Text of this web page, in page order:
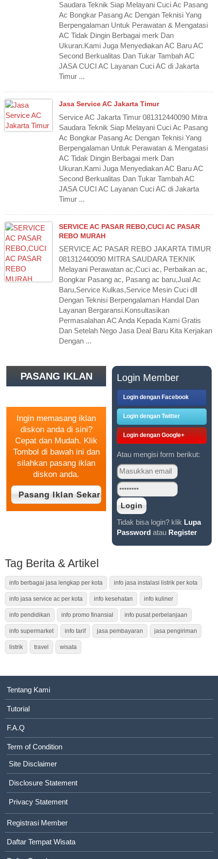
Saudara Teknik Siap Melayani Cuci Ac Pasang
Ac Bongkar Pasang Ac Dengan Teknisi Yang
Berpengalaman Untuk Perawatan & Mengatasi
AC Tidak Dingin Berbagai merk Dan
Ukuran.Kami Juga Menyediakan AC Baru AC
Second Berkualitas Dan Tukar Tambah AC
JASA CUCI AC Layanan Cuci AC di Jakarta
Timur ...
Jasa Service AC Jakarta Timur
Service AC Jakarta Timur 081312440090 Mitra
Saudara Teknik Siap Melayani Cuci Ac Pasang
Ac Bongkar Pasang Ac Dengan Teknisi Yang
Berpengalaman Untuk Perawatan & Mengatasi
AC Tidak Dingin Berbagai merk Dan
Ukuran.Kami Juga Menyediakan AC Baru AC
Second Berkualitas Dan Tukar Tambah AC
JASA CUCI AC Layanan Cuci AC di Jakarta
Timur ...
SERVICE AC PASAR REBO,CUCI AC PASAR
REBO MURAH
SERVICE AC PASAR REBO JAKARTA TIMUR
081312440090 MITRA SAUDARA TEKNIK
Melayani Perawatan ac,Cuci ac, Perbaikan ac,
Bongkar Pasang ac, Pasang ac baru,Jual Ac
Baru,Service Kulkas,Service Mesin Cuci dll
Dengan Teknisi Berpengalaman Handal Dan
Layanan Bergaransi.Konsultasikan
Permasalahan AC Anda Kepada Kami Gratis
Dan Setelah Nego Jasa Deal Baru Kita Kerjakan
Dengan ...
PASANG IKLAN
Ingin memasang iklan
diskon anda di sini?
Cepat dan Mudah. Klik
Tombol di bawah ini dan
silahkan pasang iklan
diskon anda.
Login Member
Login dengan Facebook
Login dengan Twitter
Login dengan Google+
Atau mengisi form berikut:
Tidak bisa login? klik Lupa
Password atau Register
Tag Berita & Artikel
info berbagai jasa lengkap per kota info jasa instalasi listrik per kota
info jasa service ac per kota info kesehatan info kuliner
info pendidikan info promo finansial info pusat perbelanjaan
info supermarket info tarif jasa pembayaran jasa pengiriman
listrik travel wisata
Tentang Kami
Tutorial
F.A.Q
Term of Condition
Site Disclaimer
Disclosure Statement
Privacy Statement
Registrasi Member
Daftar Tempat Wisata